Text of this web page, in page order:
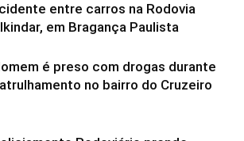
entre carros na Rodovia
em Bragança Paulista
é preso com drogas durante
no bairro do Cruzeiro